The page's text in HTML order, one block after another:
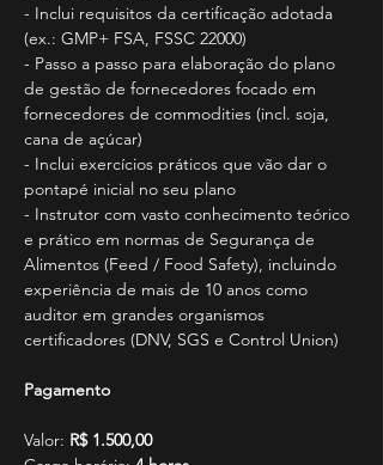
- Inclui requisitos da certificação adotada
(ex.: GMP+ FSA, FSSC 22000)
- Passo a passo para elaboração do plano
de gestão de fornecedores focado em
fornecedores de commodities (incl. soja,
cana de açúcar)
- Inclui exercícios práticos que vão dar o
pontapé inicial no seu plano
- Instrutor com vasto conhecimento teórico
e prático em normas de Segurança de
Alimentos (Feed / Food Safety), incluindo
experiência de mais de 10 anos como
auditor em grandes organismos
certificadores (DNV, SGS e Control Union)
Pagamento
Valor: R$ 1.500,00